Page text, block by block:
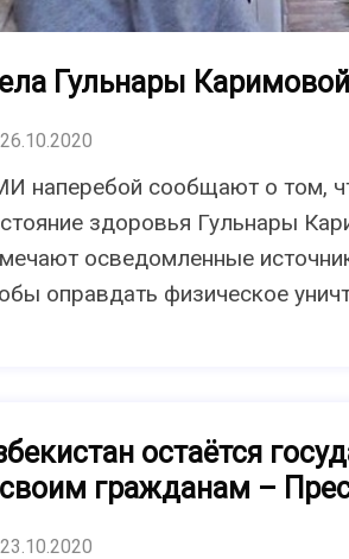
Гульнары
26.10.2020
наперебой сообщают о том,
здоровья Гульнары
осведомленные
оправдать физическое
остаётся
гражданам –
23.10.2020